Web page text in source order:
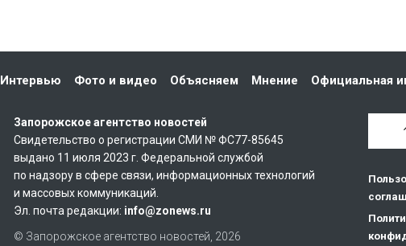
Интервью Фото и видео Объясняем Мнение Официальная
Запорожское агентство новостей
Свидетельство о регистрации СМИ № ФС77-85645
выдано 11 июля 2023 г. Федеральной службой
по надзору в сфере связи, информационных технологий
и массовых коммуникаций.
Эл. почта редакции: info@zonews.ru
© Запорожское агентство новостей, 2026